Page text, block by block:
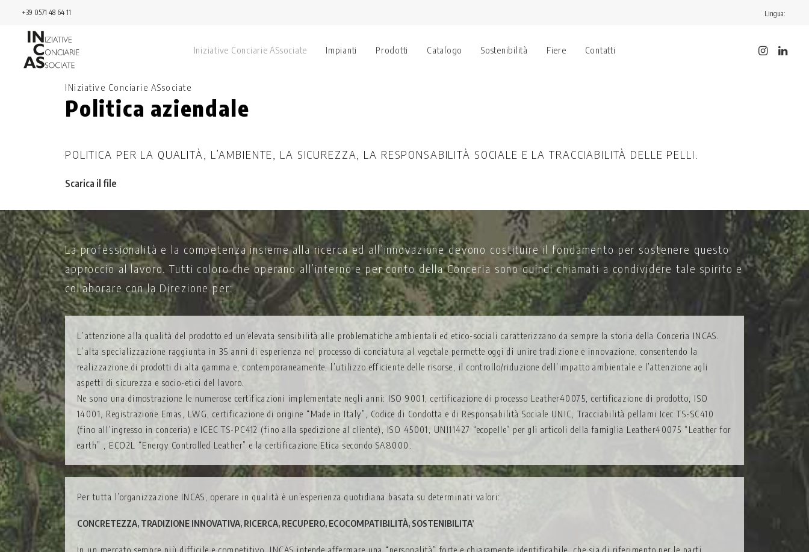
+39 0571 48 64 11 Lingua:
Iniziative Conciarie ASsociate Impianti Prodotti Catalogo Sostenibilità Fiere Contatti
INiziative Conciarie ASsociate
Politica aziendale
POLITICA PER LA QUALITÀ, L’AMBIENTE, LA SICUREZZA, LA RESPONSABILITÀ SOCIALE E LA TRACCIABILITÀ DELLE PELLI.
Scarica il file
La professionalità e la competenza insieme alla ricerca ed all’innovazione devono costituire il fondamento per sostenere questo
approccio al lavoro. Tutti coloro che operano all’interno e per conto della Conceria sono quindi chiamati a condividere tale spirito e
collaborare con la Direzione per:
L’attenzione alla qualità del prodotto ed un’elevata sensibilità alle problematiche ambientali ed etico-sociali caratterizzano da sempre la storia della Conceria INCAS.
L’alta specializzazione raggiunta in 35 anni di esperienza nel processo di conciatura al vegetale permette oggi di unire tradizione e innovazione, consentendo la
realizzazione di prodotti di alta gamma e, contemporaneamente, l’utilizzo efficiente delle risorse, il controllo/riduzione dell’impatto ambientale e l’attenzione agli
aspetti di sicurezza e socio-etici del lavoro.
Ne sono una dimostrazione le numerose certificazioni implementate negli anni: ISO 9001, certificazione di processo Leather40075, certificazione di prodotto, ISO
14001, Registrazione Emas, LWG, certificazione di origine “Made in Italy”, Codice di Condotta e di Responsabilità Sociale UNIC, Tracciabilità pellami Icec TS-SC410
(fino all’ingresso in conceria) e ICEC TS-PC412 (fino alla spedizione al cliente), ISO 45001, UNI11427 “ecopelle” per gli articoli della famiglia Leather40075 “Leather for
earth” , ECO2L “Energy Controlled Leather” e la certificazione Etica secondo SA8000.
Per tutta l’organizzazione INCAS, operare in qualità è un’esperienza quotidiana basata su determinati valori:
CONCRETEZZA, TRADIZIONE INNOVATIVA, RICERCA, RECUPERO, ECOCOMPATIBILITÀ, SOSTENIBILITA’
In un mercato sempre più difficile e competitivo, INCAS intende affermare una “personalità” forte e chiaramente identificabile, che sia di riferimento per le parti